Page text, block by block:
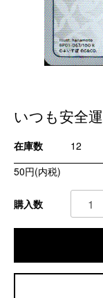
いつも安全
在庫数
12
50円(内税)
購入数